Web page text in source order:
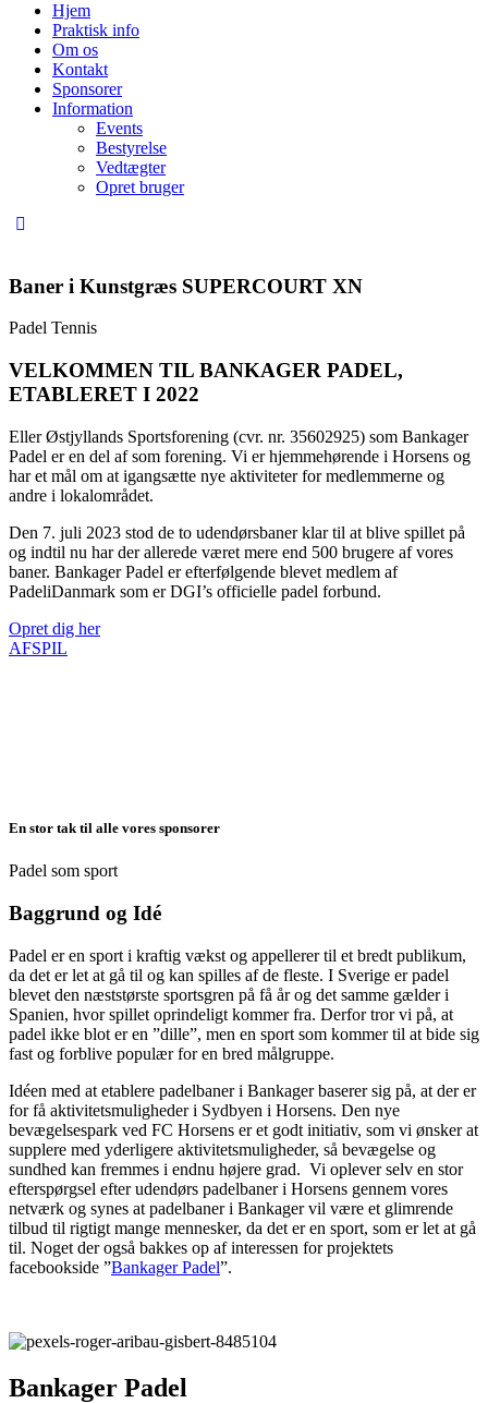
Hjem
Praktisk info
Om os
Kontakt
Sponsorer
Information
Events
Bestyrelse
Vedtægter
Opret bruger
Baner i Kunstgræs SUPERCOURT XN
Padel Tennis
VELKOMMEN TIL BANKAGER PADEL,
ETABLERET I 2022
Eller Østjyllands Sportsforening (cvr. nr. 35602925) som Bankager
Padel er en del af som forening. Vi er hjemmehørende i Horsens og
har et mål om at igangsætte nye aktiviteter for medlemmerne og
andre i lokalområdet.
Den 7. juli 2023 stod de to udendørsbaner klar til at blive spillet på
og indtil nu har der allerede været mere end 500 brugere af vores
baner. Bankager Padel er efterfølgende blevet medlem af
PadeliDanmark som er DGI’s officielle padel forbund.
Opret dig her
AFSPIL
En stor tak til alle vores sponsorer
Padel som sport
Baggrund og Idé
Padel er en sport i kraftig vækst og appellerer til et bredt publikum,
da det er let at gå til og kan spilles af de fleste. I Sverige er padel
blevet den næststørste sportsgren på få år og det samme gælder i
Spanien, hvor spillet oprindeligt kommer fra. Derfor tror vi på, at
padel ikke blot er en ”dille”, men en sport som kommer til at bide sig
fast og forblive populær for en bred målgruppe.
Idéen med at etablere padelbaner i Bankager baserer sig på, at der er
for få aktivitetsmuligheder i Sydbyen i Horsens. Den nye
bevægelsespark ved FC Horsens er et godt initiativ, som vi ønsker at
supplere med yderligere aktivitetsmuligheder, så bevægelse og
sundhed kan fremmes i endnu højere grad. Vi oplever selv en stor
efterspørgsel efter udendørs padelbaner i Horsens gennem vores
netværk og synes at padelbaner i Bankager vil være et glimrende
tilbud til rigtigt mange mennesker, da det er en sport, som er let at gå
til. Noget der også bakkes op af interessen for projektets
facebookside ”Bankager Padel”.
Bankager Padel